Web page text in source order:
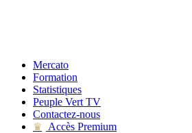
Mercato
Formation
Statistiques
Peuple Vert TV
Contactez-nous
♛
Accès Premium